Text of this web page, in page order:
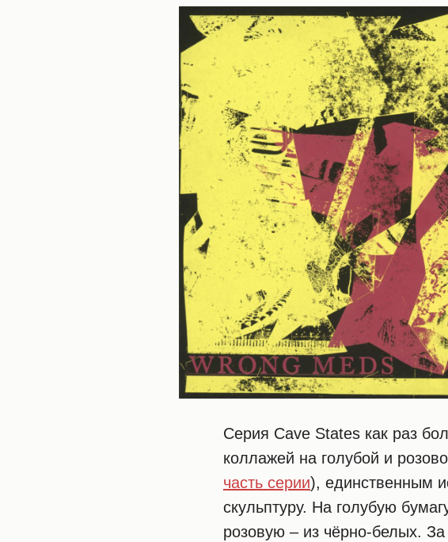
Серия Cave States как раз
коллажей на голубой и
часть серии), единственным
скульптуру. На голубую
розовую – из чёрно-белых.